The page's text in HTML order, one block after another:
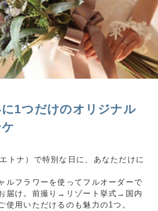
1つだけのオリジナル
ナ）で特別な日に、あなただけに
ルフラワーを使ってフルオーダーで
届け。前撮り→リゾート挙式→国内
使用いただけるのも魅力の1つ。